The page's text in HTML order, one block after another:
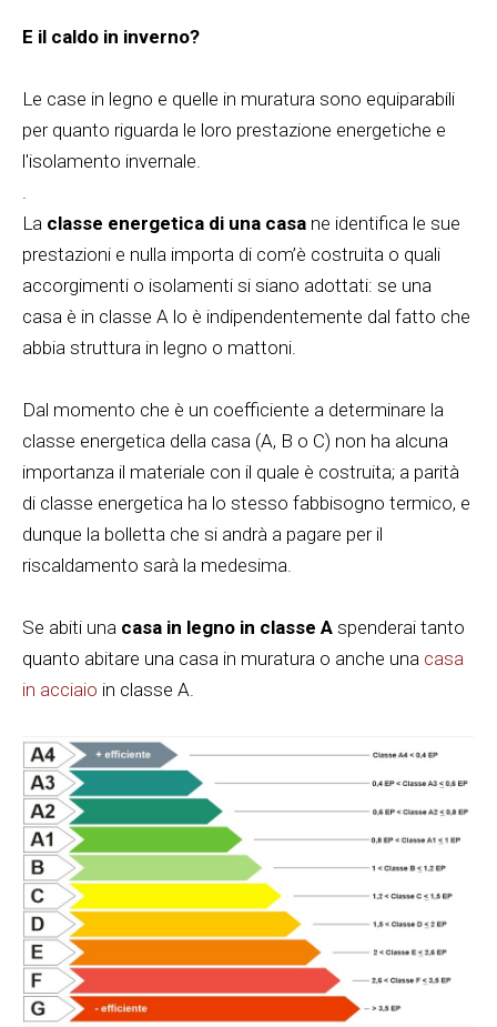
E il caldo in inverno?
Le case in legno e quelle in muratura sono equiparabili
per quanto riguarda le loro prestazione energetiche e
l'isolamento invernale.
La classe energetica di una casa ne identifica le sue
prestazioni e nulla importa di com’è costruita o quali
accorgimenti o isolamenti si siano adottati: se una
casa è in classe A lo è indipendentemente dal fatto che
abbia struttura in legno o mattoni.
Dal momento che è un coefficiente a determinare la
classe energetica della casa (A, B o C) non ha alcuna
importanza il materiale con il quale è costruita; a parità
di classe energetica ha lo stesso fabbisogno termico, e
dunque la bolletta che si andrà a pagare per il
riscaldamento sarà la medesima.
Se abiti una casa in legno in classe A spenderai tanto
quanto abitare una casa in muratura o anche una casa
in acciaio in classe A.